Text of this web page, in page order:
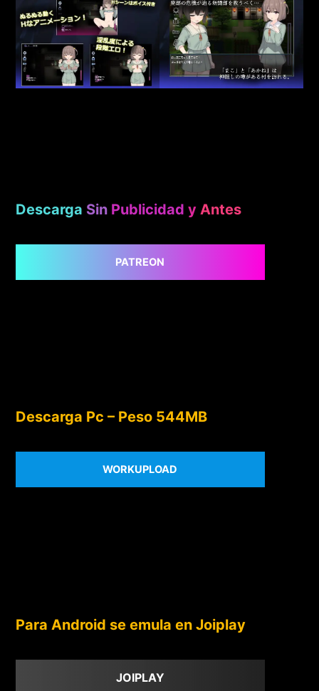
Descarga Sin Publicidad y Antes
PATREON
Descarga Pc – Peso 544MB
WORKUPLOAD
Para Android se emula en Joiplay
JOIPLAY